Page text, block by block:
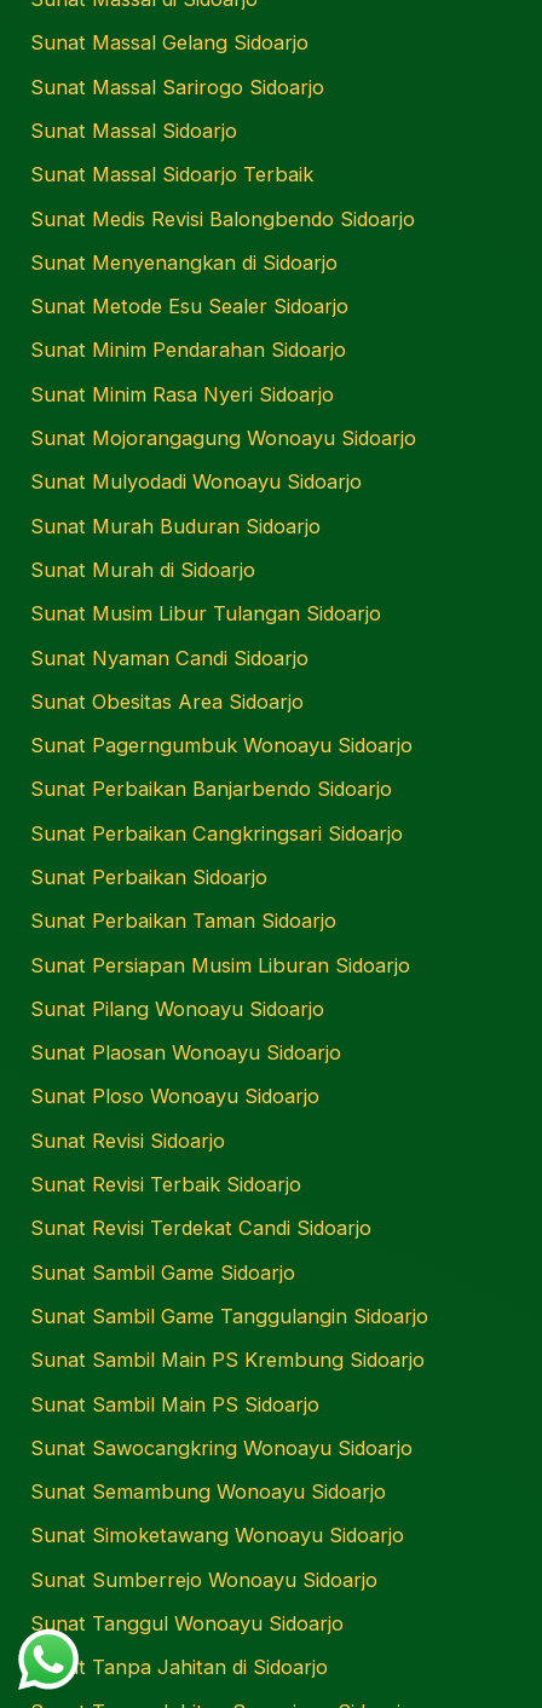
Sunat Massal Gelang Sidoarjo
Sunat Massal Sarirogo Sidoarjo
Sunat Massal Sidoarjo
Sunat Massal Sidoarjo Terbaik
Sunat Medis Revisi Balongbendo Sidoarjo
Sunat Menyenangkan di Sidoarjo
Sunat Metode Esu Sealer Sidoarjo
Sunat Minim Pendarahan Sidoarjo
Sunat Minim Rasa Nyeri Sidoarjo
Sunat Mojorangagung Wonoayu Sidoarjo
Sunat Mulyodadi Wonoayu Sidoarjo
Sunat Murah Buduran Sidoarjo
Sunat Murah di Sidoarjo
Sunat Musim Libur Tulangan Sidoarjo
Sunat Nyaman Candi Sidoarjo
Sunat Obesitas Area Sidoarjo
Sunat Pagerngumbuk Wonoayu Sidoarjo
Sunat Perbaikan Banjarbendo Sidoarjo
Sunat Perbaikan Cangkringsari Sidoarjo
Sunat Perbaikan Sidoarjo
Sunat Perbaikan Taman Sidoarjo
Sunat Persiapan Musim Liburan Sidoarjo
Sunat Pilang Wonoayu Sidoarjo
Sunat Plaosan Wonoayu Sidoarjo
Sunat Ploso Wonoayu Sidoarjo
Sunat Revisi Sidoarjo
Sunat Revisi Terbaik Sidoarjo
Sunat Revisi Terdekat Candi Sidoarjo
Sunat Sambil Game Sidoarjo
Sunat Sambil Game Tanggulangin Sidoarjo
Sunat Sambil Main PS Krembung Sidoarjo
Sunat Sambil Main PS Sidoarjo
Sunat Sawocangkring Wonoayu Sidoarjo
Sunat Semambung Wonoayu Sidoarjo
Sunat Simoketawang Wonoayu Sidoarjo
Sunat Sumberrejo Wonoayu Sidoarjo
Sunat Tanggul Wonoayu Sidoarjo
Sunat Tanpa Jahitan di Sidoarjo